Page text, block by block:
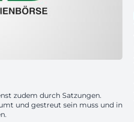
zudem durch Satzungen.
und gestreut sein muss und in